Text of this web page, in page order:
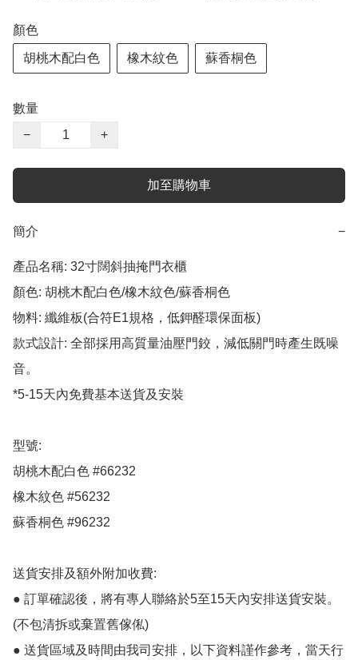
顏色
胡桃木配白色 橡木紋色 蘇香桐色
數量
−
+
加至購物車
簡介 −
產品名稱: 32寸闊斜抽掩門衣櫃
顏色: 胡桃木配白色/橡木紋色/蘇香桐色
物料: 纖維板(合符E1規格，低鉀醛環保面板)
款式設計: 全部採用高質量油壓門鉸，減低關門時產生既噪
音。
*5-15天內免費基本送貨及安裝
型號:
胡桃木配白色 #66232
橡木紋色 #56232
蘇香桐色 #96232
送貨安排及額外附加收費:
● 訂單確認後，將有專人聯絡於5至15天內安排送貨安裝。
(不包清拆或棄置舊傢俬)
● 送貨區域及時間由我司安排，以下資料謹作參考，當天行